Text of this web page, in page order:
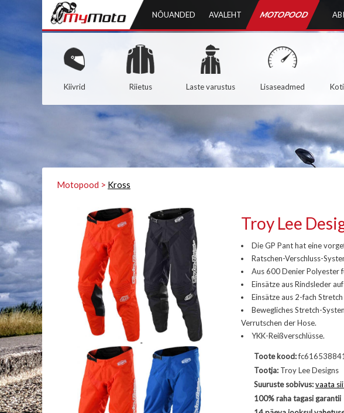
NÕUANDED AVALEHT MOTOPOOD ABI
Kiivrid Riietus Laste varustus Lisaseadmed
Motopood > Kross
Troy Lee
Die GP Pant hat eine
Ratschen-Verschluss-
Aus 600 Denier Polyester
Einsätze aus Rindsleder
Einsätze aus 2-fach
Bewegliches Stretch-
Verrutschen der Hose.
YKK-Reißverschlüsse.
Toote kood:fc616538841
Tootja: Troy Lee Designs
Suuruste sobivus:vaata
100% raha tagasi garantii